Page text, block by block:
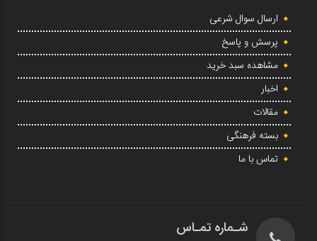
ارسال سوال شرعی
پرسش و پاسخ
مشاهده سبد خرید
اخبار
مقالات
بسته فرهنگی
تماس با ما
شـماره تمـاس